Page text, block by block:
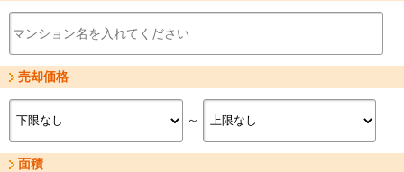
売却価格
～
面積